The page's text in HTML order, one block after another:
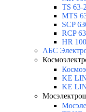
TS 63-
MTS
SCP
RCP
HR
АБС
KE
KE